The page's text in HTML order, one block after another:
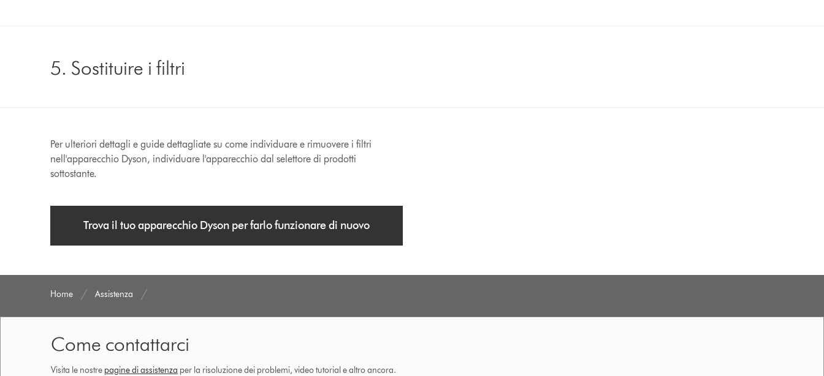
5. Sostituire i filtri
Per ulteriori dettagli e guide dettagliate su come individuare e rimuovere i filtri
nell'apparecchio Dyson, individuare l'apparecchio dal selettore di prodotti
sottostante.
Trova il tuo apparecchio Dyson per farlo funzionare di nuovo
Home Assistenza
Come contattarci
Visita le nostre pagine di assistenza per la risoluzione dei problemi, video tutorial e altro ancora.